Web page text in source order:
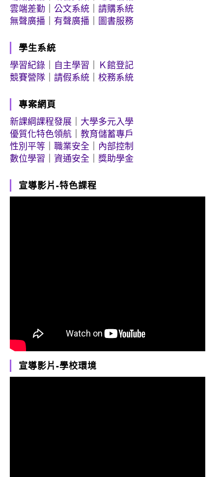
雲端差勤
公文系統
請購系統
無聲廣播
有聲廣播 圖書服務
學生系統
學習紀錄
自主學習
Ｋ館登記
競賽營隊
請假系統 校務系統
專案網頁
新課綱課程發展
大學多元入學
優質化特色領航
教育儲蓄專戶
性別平等
職業安全
內部控制
數位學習
資通安全 獎助學金
宣導影片-特色課程
宣導影片-學校環境